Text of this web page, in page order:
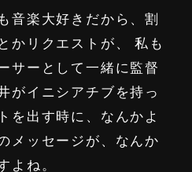
音楽大好きだから、割
かリクエストが、 私も
サーとして一緒に監督
がイニシアチブを持っ
を出す時に、なんかよ
メッセージが、なんか
よね。